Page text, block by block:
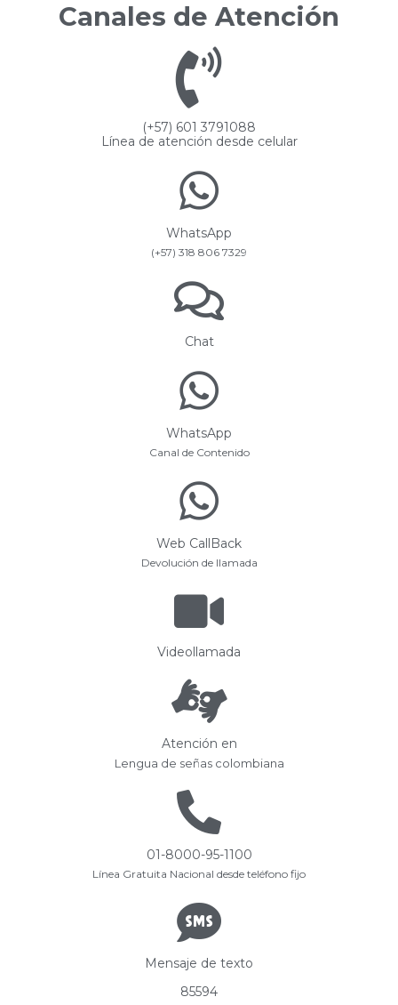
Canales de Atención
(+57) 601 3791088
Línea de atención desde celular
WhatsApp
(+57) 318 806 7329
Chat
WhatsApp
Canal de Contenido
Web CallBack
Devolución de llamada
Videollamada
Atención en
Lengua de señas colombiana
01-8000-95-1100
Línea Gratuita Nacional desde teléfono fijo
Mensaje de texto
85594